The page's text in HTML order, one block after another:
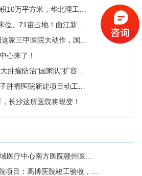
理工大学附属医院花海院区一期工程加速成型
！曲江新区医院的"最后一公里"冲刺
动作，国家级防治基地预计2028年建成
心来了！
国家队”扩容，绘就健康天河新蓝图
建项目动工，10亿投资守护健康嘉兴
长沙这所医院将蜕变！
中心南方医院赣州医院开工建设
高博医院竣工验收，明年投入运营